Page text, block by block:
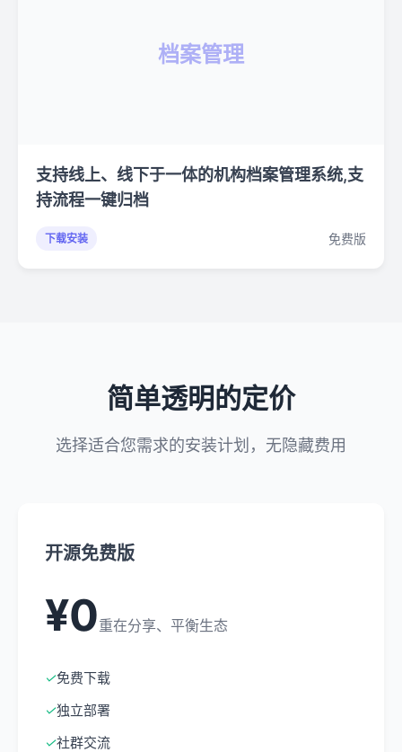
档案管理
支持线上、线下于一体的机构档案管理系统,支
持流程一键归档
下载安装 免费版
简单透明的定价
选择适合您需求的安装计划，无隐藏费用
开源免费版
¥0重在分享、平衡生态
✓免费下载
✓独立部署
✓社群交流